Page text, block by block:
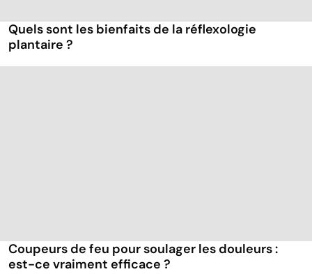
Quels sont les bienfaits de la réflexologie
plantaire ?
Coupeurs de feu pour soulager les douleurs :
est-ce vraiment efficace ?